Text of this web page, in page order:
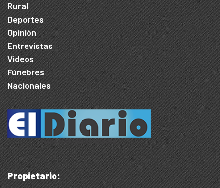
Rural
Deportes
Opinión
Entrevistas
Videos
Fúnebres
Nacionales
Propietario: